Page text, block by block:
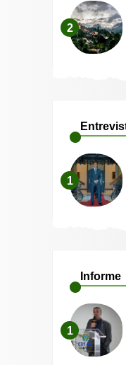
2
1
Informe
1